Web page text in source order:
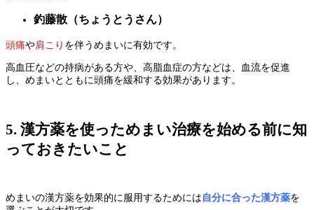
釣藤散（ちょうとうさん）
頭痛や肩こり を伴うめまいに有効です。
高血圧などの持病がある方や、高脂血症の方などは、血流を促進
し、めまいとともに頭痛を緩和する効果があります。
5. 漢方薬を使っためまい治療を始める前に知
っておきたいこと
めまいの漢方薬を効果的に服用するためには 自分に合った漢方薬を